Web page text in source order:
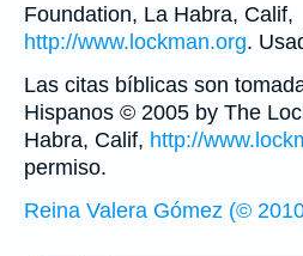
Foundation, La Habra, Calif,
http://www.lockman.org.
Las citas bíblicas son
Hispanos © 2005 by The
Habra, Calif, http://
permiso.
Reina Valera Gómez (©